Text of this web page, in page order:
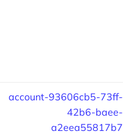
account-93606cb5-73ff-
42b6-baee-
a2eea55817b7